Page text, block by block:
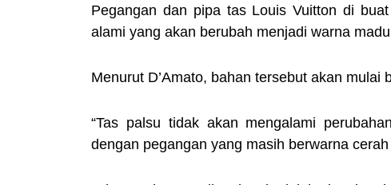
Pegangan dan pipa tas Louis Vuitton di
alami yang akan berubah menjadi warna
Menurut D’Amato, bahan tersebut akan mulai
“Tas palsu tidak akan mengalami
dengan pegangan yang masih berwarna